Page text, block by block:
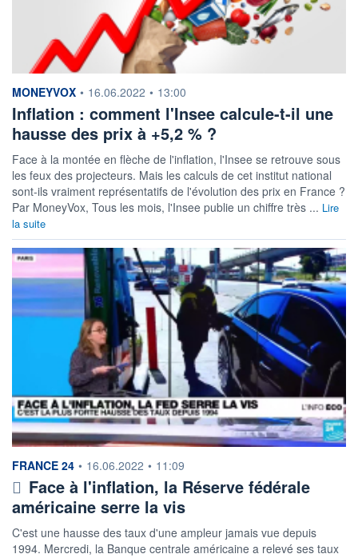
information fournie par
MONEYVOX • 16.06.2022 • 13:00
Inflation : comment l'Insee calcule-t-il une
hausse des prix à +5,2 % ?
Face à la montée en flèche de l'inflation, l'Insee se retrouve sous
les feux des projecteurs. Mais les calculs de cet institut national
sont-ils vraiment représentatifs de l'évolution des prix en France ?
Par MoneyVox, Tous les mois, l'Insee publie un chiffre très ... Lire
la suite
information fournie par
FRANCE 24 • 16.06.2022 • 11:09
Face à l'inflation, la Réserve fédérale
américaine serre la vis
C'est une hausse des taux d'une ampleur jamais vue depuis
1994. Mercredi, la Banque centrale américaine a relevé ses taux